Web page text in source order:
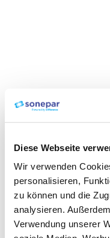
Diese Webseite
Wir verwenden
personalisieren,
zu können und die
analysieren.
Verwendung unserer